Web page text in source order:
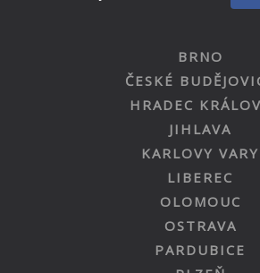
BRNO
ČESKÉ
HRADEC
JIHLAVA
KARLOVY VARY
LIBEREC
OLOMOUC
OSTRAVA
PARDUBICE